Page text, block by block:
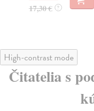
17,30 € ?
High-contrast mode
Čitatelia s